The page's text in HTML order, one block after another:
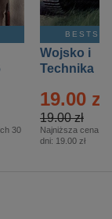
30
Wojsko i
Technika
– 2/2026
19.00 zł
19.00 zł
Najniższa cena z
dni: 19.00 zł